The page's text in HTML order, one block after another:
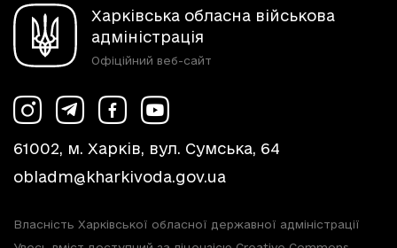
Харківська обласна військова
адміністрація
Офіційний веб-сайт
61002, м. Харків, вул. Сумська, 64
obladm@kharkivoda.gov.ua
Власність Харківської обласної державної адміністрації